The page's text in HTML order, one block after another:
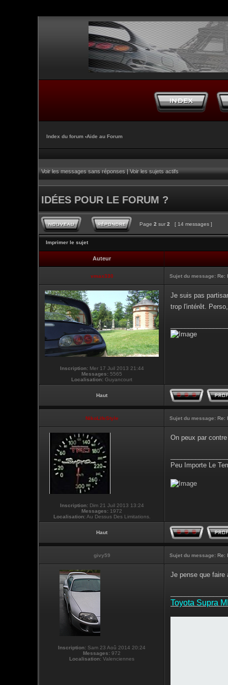
Index du forum ‹Aide au Forum
Voir les messages sans réponses|Voir les sujets actifs
IDÉES POUR LE FORUM ?
Page 2 sur 2 [ 14 messages ]
Imprimer le sujet
Auteur
vmax330 Sujet du message: Re:
Inscription:Mer 17 Juil 2013 21:44
Messages: 5565
Localisation: Guyancourt
Je suis pas
trop l'intérêt.
Haut
NikoLifeStyle Sujet du message: Re:
Inscription:Dim 21 Juil 2013 13:24
Messages: 1972
Localisation:Au Dessus Des Limitations.
On peux par
Peu Importe Le
Haut
givy59 Sujet du message: Re:
Inscription: Sam 23 Aoû 2014 20:24
Messages: 972
Localisation: Valenciennes
Je pense que faire
Toyota Supra